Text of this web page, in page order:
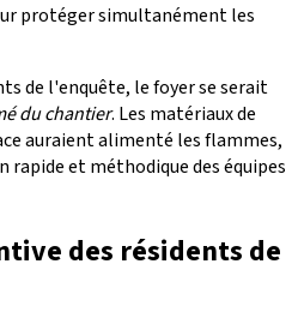
protéger simultanément les
de l'enquête, le foyer se serait
du chantier. Les matériaux de
auraient alimenté les flammes,
et méthodique des équipes
des résidents de